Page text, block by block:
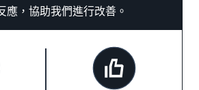
應，協助我們進行改善。